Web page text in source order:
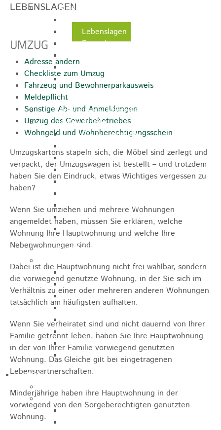
Bürgerservice
Dienstleistungen
Lebenslagen
Formulare
Rufbereitschaft / Störungsdienste /
Stadtjäger
Anregungen, Mängel & Kritik
Hallen & Säle
Pfaffenberghalle
Anna-Rohleder-Saal
Rosensteinhalle
Schillerschulturnhalle
Silberwarenfabrik
Stadthalle großer Saal
Stadthalle kleiner Saal
Tennishalle
Qualifizierter Mietspiegel
Steuern & Gebühren
Wasserverbrauchsgebühr
Hundesteuer
Vergnügungssteuer
Hebesätze
Kindergartengebühren
Hallenbenutzungsgebühren
Hallenbad & Freibad
Verwaltungsgebühren
Politik
Bürgermeister
Gremien
Bauausschuss
LEBENSLAGEN
UMZUG
Adresse ändern
Checkliste zum Umzug
Fahrzeug und Bewohnerparkausweis
Meldepflicht
Sonstige Ab- und Anmeldungen
Umzug des Gewerbebetriebes
Wohngeld und Wohnberechtigungsschein
Umzugskartons stapeln sich, die Möbel sind zerlegt und
verpackt, der Umzugswagen ist bestellt – und trotzdem
haben Sie den Eindruck, etwas Wichtiges vergessen zu
haben?
Wenn Sie umziehen und mehrere Wohnungen
angemeldet haben, müssen Sie erklären, welche
Wohnung Ihre Hauptwohnung und welche Ihre
Nebenwohnungen sind.
Dabei ist die Hauptwohnung nicht frei wählbar, sondern
die vorwiegend genutzte Wohnung, in der Sie sich im
Verhältnis zu einer oder mehreren anderen Wohnungen
tatsächlich am häufigsten aufhalten.
Wenn Sie verheiratet sind und nicht dauernd von Ihrer
Familie getrennt leben, haben Sie Ihre Hauptwohnung
in der von Ihrer Familie vorwiegend genutzten
Wohnung. Das Gleiche gilt bei eingetragenen
Lebenspartnerschaften.
Minderjährige haben ihre Hauptwohnung in der
vorwiegend von den Sorgeberechtigten genutzten
Wohnung.